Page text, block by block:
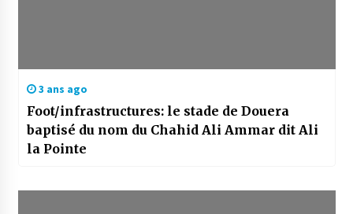
3 ans ago
Foot/infrastructures: le stade de Douera
baptisé du nom du Chahid Ali Ammar dit Ali
la Pointe